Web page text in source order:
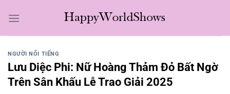
qua
NGƯỜI NỔI TIẾNG
Lưu Diệc Phi: Nữ Hoàng Thảm Đỏ Bất Ngờ
Trên Sân Khấu Lễ Trao Giải 2025